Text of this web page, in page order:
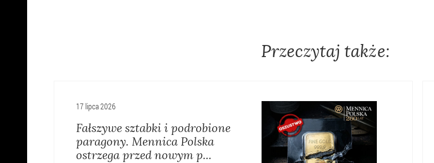
Przeczytaj także:
17 lipca 2026
Fałszywe sztabki i podrobione
paragony. Mennica Polska
ostrzega przed nowym p...